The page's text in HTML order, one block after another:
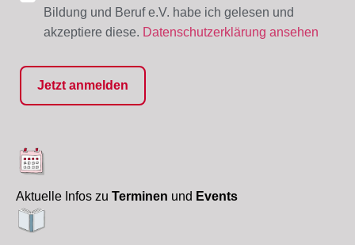
Bildung und Beruf e.V. habe ich gelesen und
akzeptiere diese. Datenschutzerklärung ansehen
Aktuelle Infos zu Terminen und Events